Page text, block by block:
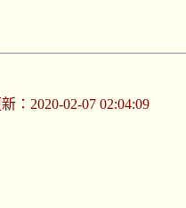
：2020-02-07 02:04:09